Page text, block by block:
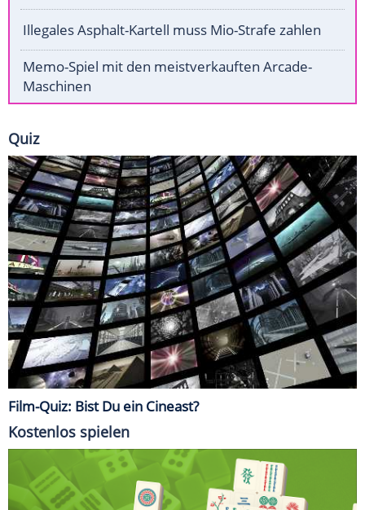
Illegales Asphalt-Kartell muss Mio-Strafe zahlen
Memo-Spiel mit den meistverkauften Arcade-
Maschinen
Quiz
Film-Quiz: Bist Du ein Cineast?
Kostenlos spielen